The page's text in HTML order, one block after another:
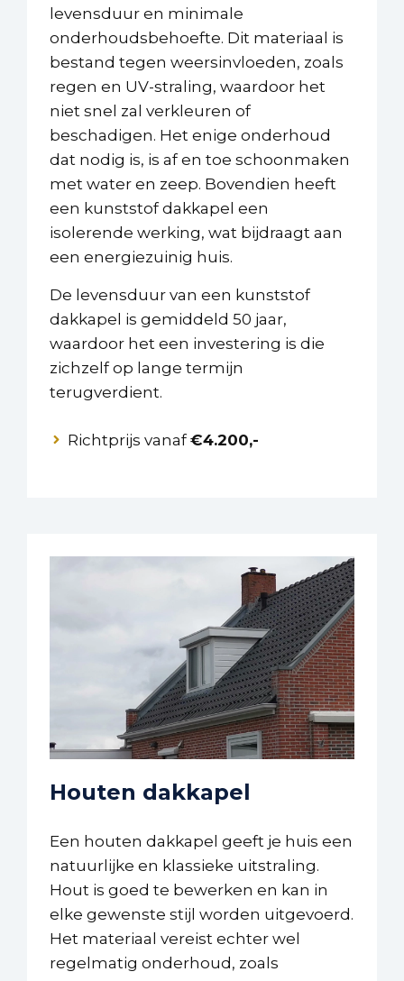
levensduur en minimale
onderhoudsbehoefte. Dit materiaal is
bestand tegen weersinvloeden, zoals
regen en UV-straling, waardoor het
niet snel zal verkleuren of
beschadigen. Het enige onderhoud
dat nodig is, is af en toe schoonmaken
met water en zeep. Bovendien heeft
een kunststof dakkapel een
isolerende werking, wat bijdraagt aan
een energiezuinig huis.
De levensduur van een kunststof
dakkapel is gemiddeld 50 jaar,
waardoor het een investering is die
zichzelf op lange termijn
terugverdient.
Richtprijs vanaf€4.200,-
Houten dakkapel
Een houten dakkapel geeft je huis een
natuurlijke en klassieke uitstraling.
Hout is goed te bewerken en kan in
elke gewenste stijl worden uitgevoerd.
Het materiaal vereist echter wel
regelmatig onderhoud, zoals